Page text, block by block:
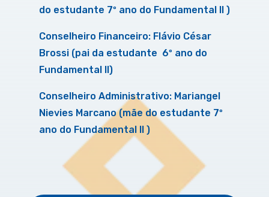
do estudante 7º ano do Fundamental II )
Conselheiro Financeiro: Flávio César
Brossi (pai da estudante 6º ano do
Fundamental II)
Conselheiro Administrativo: Mariangel
Nievies Marcano (mãe do estudante 7º
ano do Fundamental II )